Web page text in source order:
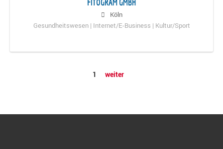
Köln
Gesundheitswesen | Internet/E-Business | Kultur/Sport
1 weiter